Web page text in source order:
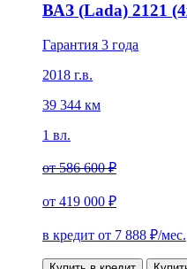
ВАЗ (Lada) 2121
Гарантия 3 года
2018 г.в.
39 344 км
1 вл.
от586 600 ₽
от 419 000 ₽
в кредит от 7 888 ₽/мес.